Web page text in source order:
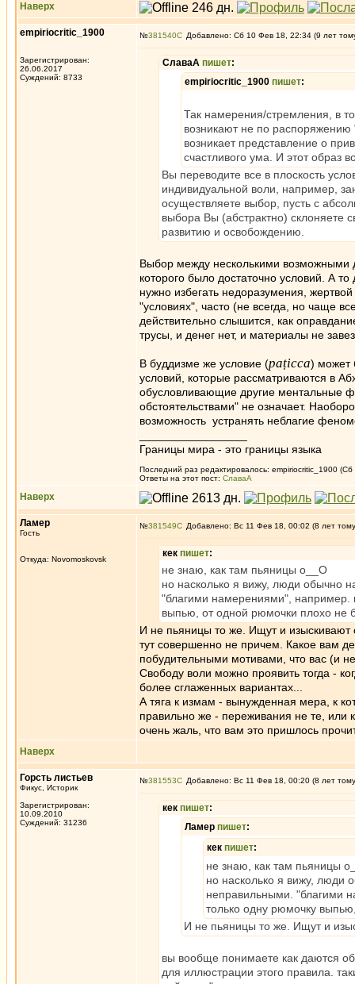
Наверх
empiriocritic_1900
Зарегистрирован:
26.06.2017
Суждений: 8733
№381540 Добавлено: Сб 10 Фев 18, 22:34 (9 лет
СлаваА пишет:
empiriocritic_1900 пишет:
Так намерения/стремления, в
возникают не по
возникает представление о
счастливого ума. И этот образ
Вы переводите все в плоскость
индивидуальной воли, например,
осуществляете выбор, пусть с
выбора Вы (абстрактно) склоняете
развитию и освобождению.
Выбор между несколькими возможными
которого было достаточно условий. А
нужно избегать недоразумения,
"условиях", часто (не всегда, но чаще
действительно слышится, как
трусы, и денег нет, и материалы не
В буддизме же условие (paṭicca) может
условий, которые рассматриваются в
обусловливающие другие ментальные
обстоятельствами" не означает.
возможность устранять неблагие
Границы мира - это границы языка
Последний раз редактировалось: empiriocritic_1900
Ответы на этот пост: СлаваА
Наверх
Ламер
Гость
Откуда: Novomoskovsk
№381549 Добавлено: Вс 11 Фев 18, 00:02 (8 лет
кек пишет:
не знаю, как там пьяницы о__О
но насколько я вижу, люди обычно
"благими намерениями", например.
выпью, от одной рюмочки плохо не
И не пьяницы то же. Ищут и изыскивают
тут совершенно не причем. Какое вам
побудительными мотивами, что вас (и
Свободу воли можно проявить тогда -
более сглаженных вариантах...
А тяга к измам - вынужденная мера, к
правильно же - переживания не те, или
очень жаль, что вам это пришлось
Наверх
Горсть листьев
Фикус, Историк
Зарегистрирован:
10.09.2010
Суждений: 31236
№381553 Добавлено: Вс 11 Фев 18, 00:20 (8 лет
кек пишет:
Ламер пишет:
кек пишет:
не знаю, как там пьяницы
но насколько я вижу, люди
неправильными. "благими
только одну рюмочку
И не пьяницы то же. Ищут и
вы вообще понимаете как даются
для иллюстрации этого правила.